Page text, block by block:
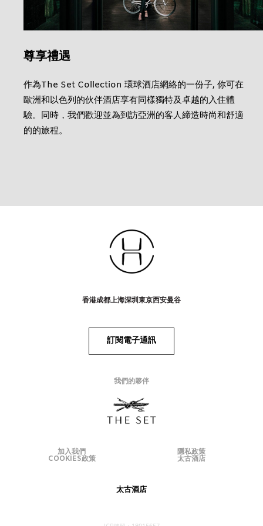
尊享禮遇
作為The Set Collection 環球酒店網絡的一份子, 你可在
歐洲和以色列的伙伴酒店享有同樣獨特及卓越的入住體
驗。同時，我們歡迎並為到訪亞洲的客人締造時尚和舒適
的的旅程。
香港成都上海深圳東京西安曼谷
訂閱電子通訊
我們的夥伴
加入我們 隱私政策
COOKIES政策 太古酒店
太古酒店